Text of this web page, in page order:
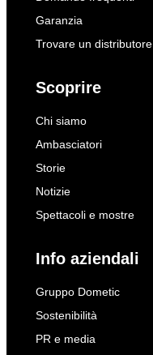
Garanzia
Trovare un distributore
Scoprire
Chi siamo
Ambasciatori
Storie
Notizie
Spettacoli e mostre
Info aziendali
Gruppo Dometic
Sostenibilità
PR e media